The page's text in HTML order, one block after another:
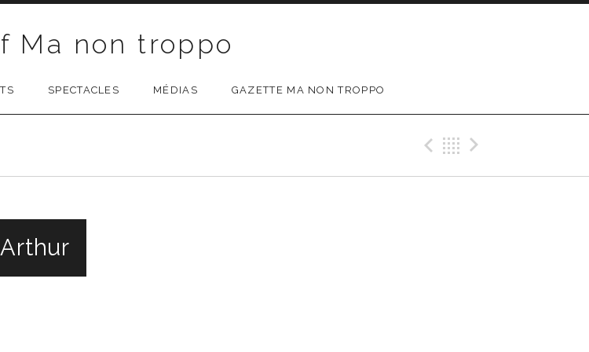
Ma non troppo
SPECTACLES MÉDIAS GAZETTE MA NON TROPPO
Précédent Gig
Retour